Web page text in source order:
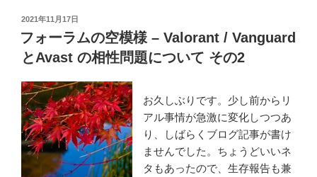
ラ
ム
の
空
模
様
–
フ
ァ
イ
投
稿
日:
2021年11月17日
フォーラムの空模様 – Valorant / Vanguard
とAvast の相性問題について その2
お久しぶりです。少し前からリ
アル事情が急激に変化しつつあ
り、しばらくブログ記事が書け
ませんでした。ちょうどいいネ
タもあったので、生存報告も兼